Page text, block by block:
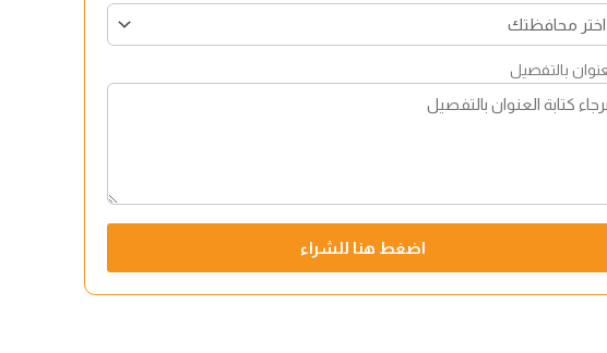
بالتفصيل
اضغط هنا للشراء